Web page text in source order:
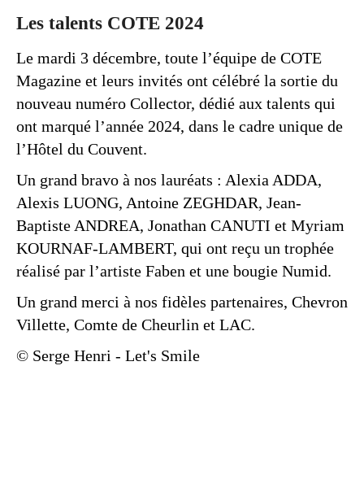
Les talents COTE 2024
Le mardi 3 décembre, toute l’équipe de COTE
Magazine et leurs invités ont célébré la sortie du
nouveau numéro Collector, dédié aux talents qui
ont marqué l’année 2024, dans le cadre unique de
l’Hôtel du Couvent.
Un grand bravo à nos lauréats : Alexia ADDA,
Alexis LUONG, Antoine ZEGHDAR, Jean-
Baptiste ANDREA, Jonathan CANUTI et Myriam
KOURNAF-LAMBERT, qui ont reçu un trophée
réalisé par l’artiste Faben et une bougie Numid.
Un grand merci à nos fidèles partenaires, Chevron
Villette, Comte de Cheurlin et LAC.
© Serge Henri - Let's Smile